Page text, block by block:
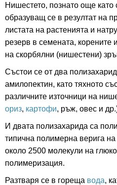
Нишестето, познато още като
образуващ се в резултат на
листата на растенията и
резерв в семената, корените
на скорбялни (нишестени)
Състои се от два
амилопектин, като тяхното
различните източници на
ориз, картофи, ръж, овес и
И двата полизахарида са
типична полимерна верига
около 2500 молекули на
полимеризация.
Разтваря се в гореща вода,